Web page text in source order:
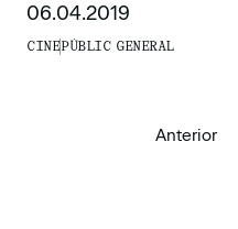
06.04.2019
CINE PÚBLIC GENERAL
Anterior